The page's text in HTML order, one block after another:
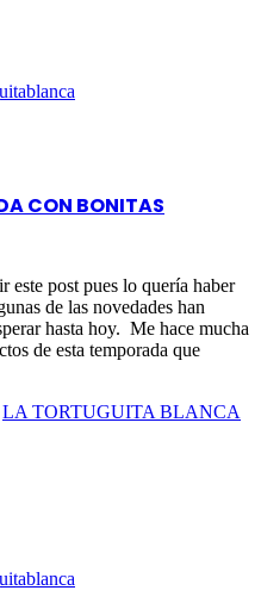
CON BONITAS
este post pues lo quería haber
de las novedades han
hasta hoy. Me hace mucha
de esta temporada que
LA TORTUGUITA BLANCA